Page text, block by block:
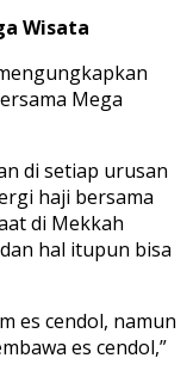
Wisata
Mega
di setiap urusan
haji bersama
di Mekkah
hal itupun bisa
es cendol, namun
es cendol,”